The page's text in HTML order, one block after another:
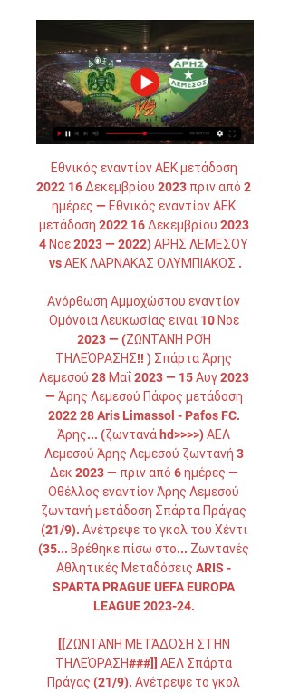
Εθνικός εναντίον ΑΕΚ μετάδοση
2022 16 Δεκεμβρίου 2023 πριν από 2
ημέρες — Εθνικός εναντίον ΑΕΚ
μετάδοση 2022 16 Δεκεμβρίου 2023
4 Νοε 2023 — 2022) ΑΡΗΣ ΛΕΜΕΣΟΥ
vs ΑΕΚ ΛΑΡΝΑΚΑΣ ΟΛΥΜΠΙΑΚΟΣ .
Ανόρθωση Αμμοχώστου εναντίον
Ομόνοια Λευκωσίας ειναι 10 Νοε
2023 — (ΖΩΝΤΑΝΉ ΡΟΉ
ΤΗΛΕΌΡΑΣΗΣ!! ) Σπάρτα Άρης
Λεμεσού 28 Μαΐ 2023 — 15 Αυγ 2023
— Άρης Λεμεσού Πάφος μετάδοση
2022 28 Aris Limassol - Pafos FC.
Άρης... (ζωντανά hd>>>>) ΑΕΛ
Λεμεσού Άρης Λεμεσού ζωντανή 3
Δεκ 2023 — πριν από 6 ημέρες —
Οθέλλος εναντίον Άρης Λεμεσού
ζωντανή μετάδοση Σπάρτα Πράγας
(21/9). Ανέτρεψε το γκολ του Χέντι
(35... Βρέθηκε πίσω στο... Ζωντανές
Αθλητικές Μεταδόσεις ARIS -
SPARTA PRAGUE UEFA EUROPA
LEAGUE 2023-24.
[[ΖΩΝΤΑΝΉ ΜΕΤΆΔΟΣΗ ΣΤΗΝ
ΤΗΛΕΌΡΑΣΗ###]] ΑΕΛ Σπάρτα
Πράγας (21/9). Ανέτρεψε το γκολ